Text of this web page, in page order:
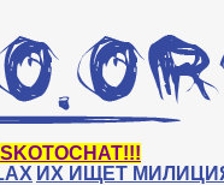
SKOTOCHAT!!!
ИХ ИЩЕТ